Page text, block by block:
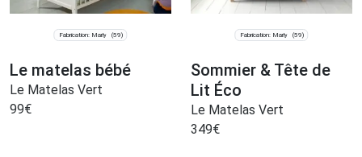
Fabrication: Marly (59)
Le matelas bébé
Le Matelas Vert
99€
Fabrication: Marly (59)
Sommier & Tête de
Lit Éco
Le Matelas Vert
349€